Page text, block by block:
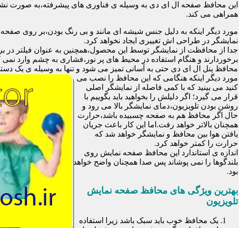
این محافظ صفحه ال ای دی به وسیله ی فناوری های پیشرفته،به صورت
همراهی می کند.
مورد دیگر اینکه به دلیل جنس شیشه ای مانند و بی رنگ بودن،بر روی
نمایشگر در طراحی اش تغییری ایجاد نخواهد کرد.
برخوردارند و هنگام استفاده در محیط های پر نور،فشاری به چشم وارد نمی
محافظ پنل ال ای دی حتی به آسانی تمیز می شود و تنها به وسیله ی یک
مورد دیگر اینکه هنگامی که این محافظ را نصب می
کنید می بینید که با کمی فاصله از نمایشگر اصلی
قرار می گیرد؛ اگر دلیلش را بخواهید باید بگوییم با
روشن بودن تلویزیون،دمای نمایشگر بالا می رود و
حال اگر محافظ هم به صفحه چسبیده باشد،حرارت
همچنان بالاتر خواهد رفت.اما این کار باعث جریان
یافتن هوا بین محافظ و نمایشگر خواهد شد که
حرارت را کمتر خواهد کرد.
اندازه ی استاندارد این محافظ صفحه نمایش روی
بلندگوها را نمی پوشاند پس صدا همچنان واضح خواهد
بود.
بهترین ویژگی های محافظ صفحه نمایش
تلویزیون
یک محافظ خوب باید سبک باشد زیرا استفاده